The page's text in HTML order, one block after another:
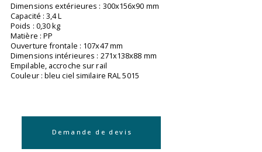
Dimensions extérieures : 300x156x90 mm
Capacité : 3,4 L
Poids : 0,30 kg
Matière : PP
Ouverture frontale : 107x47 mm
Dimensions intérieures : 271x138x88 mm
Empilable, accroche sur rail
Couleur : bleu ciel similaire RAL 5015
Demande de devis